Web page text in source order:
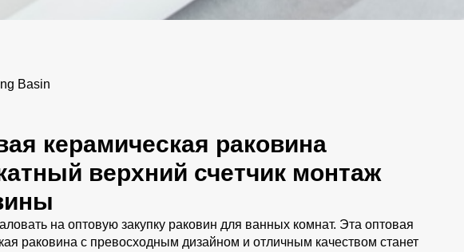
Basin
керамическая раковина
верхний счетчик монтаж
на оптовую закупку раковин для ванных комнат. Эта оптовая
раковина с превосходным дизайном и отличным качеством станет